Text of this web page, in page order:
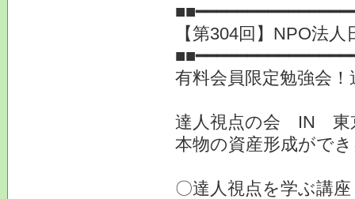
【第304回】NPO法
有料会員限定勉強会
達人視点の会 IN 東
本物の資産形成がで
〇達人視点を学ぶ講